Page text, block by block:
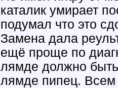
каталик умирает
подумал что это
Замена дала
ещё проще по
лямде должно
лямде пипец. Всем